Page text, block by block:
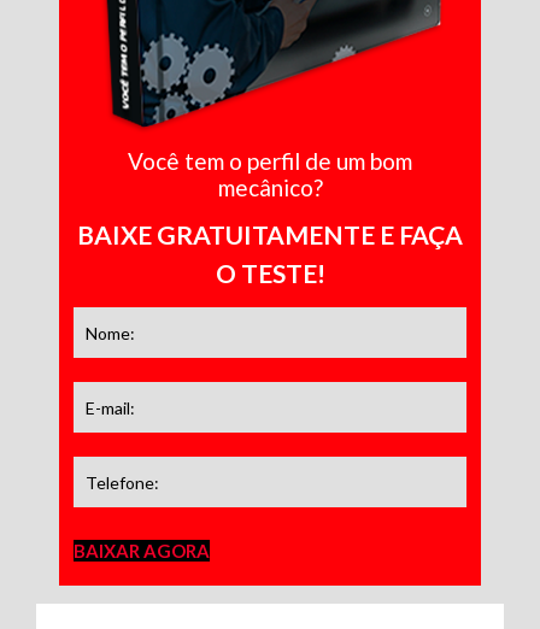
Você tem o perfil de um bom
mecânico?
BAIXE GRATUITAMENTE E FAÇA
O TESTE!
BAIXAR AGORA